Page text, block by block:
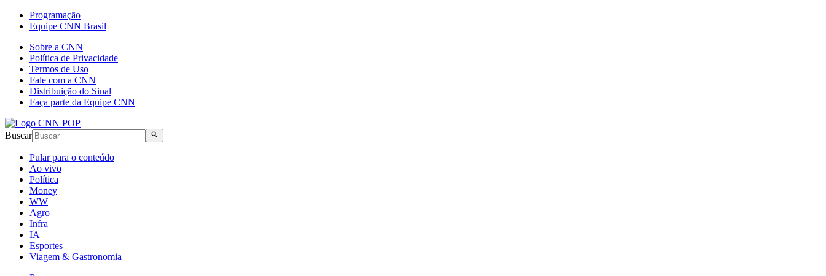
Programação
Equipe CNN Brasil
Sobre a CNN
Política de Privacidade
Termos de Uso
Fale com a CNN
Distribuição do Sinal
Faça parte da Equipe CNN
Buscar
Pular para o conteúdo
Ao vivo
Política
Money
WW
Agro
Infra
IA
Esportes
Viagem & Gastronomia